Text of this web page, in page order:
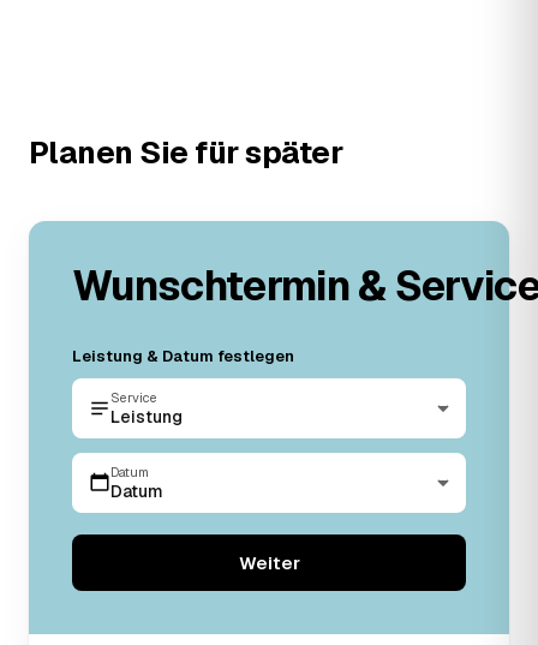
Planen Sie für später
Wunschtermin &
Leistung & Datum festlegen
Service
Leistung
Datum
Datum
Weiter